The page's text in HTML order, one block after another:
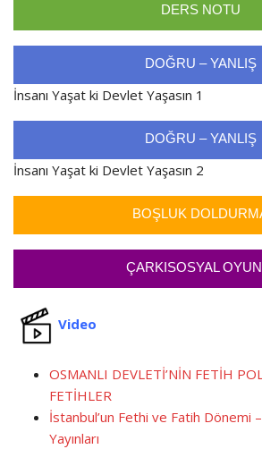
DERS NOTU
DOĞRU – YANLIŞ
İnsanı Yaşat ki Devlet Yaşasın 1
DOĞRU – YANLIŞ
İnsanı Yaşat ki Devlet Yaşasın 2
BOŞLUK
ÇARKISOSYAL
Video
OSMANLI DEVLETİ’NİN FETİH
FETİHLER
İstanbul’un Fethi ve Fatih Dönemi
Yayınları